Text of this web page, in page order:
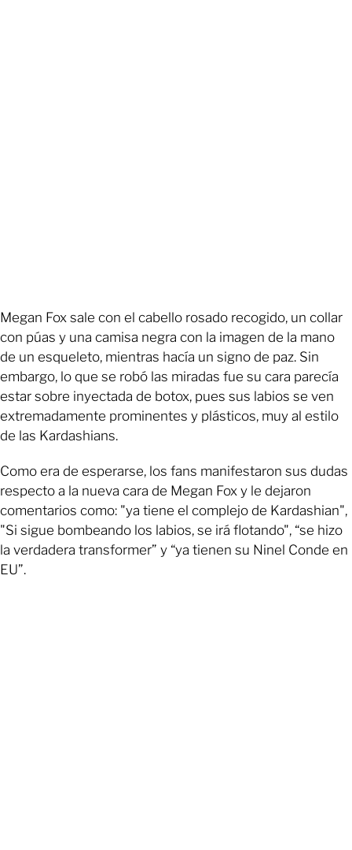
Megan Fox sale con el cabello rosado recogido, un collar
con púas y una camisa negra con la imagen de la mano
de un esqueleto, mientras hacía un signo de paz. Sin
embargo, lo que se robó las miradas fue su cara parecía
estar sobre inyectada de botox, pues sus labios se ven
extremadamente prominentes y plásticos, muy al estilo
de las Kardashians.
Como era de esperarse, los fans manifestaron sus dudas
respecto a la nueva cara de Megan Fox y le dejaron
comentarios como: "ya tiene el complejo de Kardashian",
"Si sigue bombeando los labios, se irá flotando", “se hizo
la verdadera transformer” y “ya tienen su Ninel Conde en
EU”.